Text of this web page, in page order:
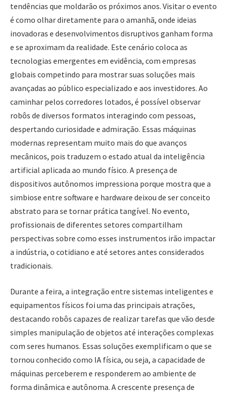
tendências que moldarão os próximos anos. Visitar o evento
é como olhar diretamente para o amanhã, onde ideias
inovadoras e desenvolvimentos disruptivos ganham forma
e se aproximam da realidade. Este cenário coloca as
tecnologias emergentes em evidência, com empresas
globais competindo para mostrar suas soluções mais
avançadas ao público especializado e aos investidores. Ao
caminhar pelos corredores lotados, é possível observar
robôs de diversos formatos interagindo com pessoas,
despertando curiosidade e admiração. Essas máquinas
modernas representam muito mais do que avanços
mecânicos, pois traduzem o estado atual da inteligência
artificial aplicada ao mundo físico. A presença de
dispositivos autônomos impressiona porque mostra que a
simbiose entre software e hardware deixou de ser conceito
abstrato para se tornar prática tangível. No evento,
profissionais de diferentes setores compartilham
perspectivas sobre como esses instrumentos irão impactar
a indústria, o cotidiano e até setores antes considerados
tradicionais.
Durante a feira, a integração entre sistemas inteligentes e
equipamentos físicos foi uma das principais atrações,
destacando robôs capazes de realizar tarefas que vão desde
simples manipulação de objetos até interações complexas
com seres humanos. Essas soluções exemplificam o que se
tornou conhecido como IA física, ou seja, a capacidade de
máquinas perceberem e responderem ao ambiente de
forma dinâmica e autônoma. A crescente presença de